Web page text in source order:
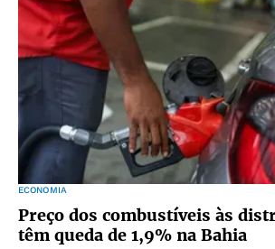
ECONOMIA
Preço dos combustíveis às
têm queda de 1,9% na Bahia